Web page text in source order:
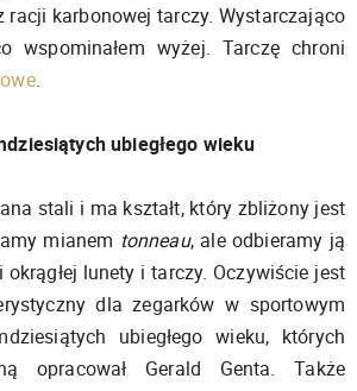
racji karbonowej tarczy. Wystarczająco
wspominałem wyżej. Tarczę chroni
.
ubiegłego wieku
stali i ma kształt, który zbliżony jest
mianem tonneau, ale odbieramy ją
okrągłej lunety i tarczy. Oczywiście jest
dla zegarków w sportowym
ubiegłego wieku, których
opracował Gerald Genta. Także